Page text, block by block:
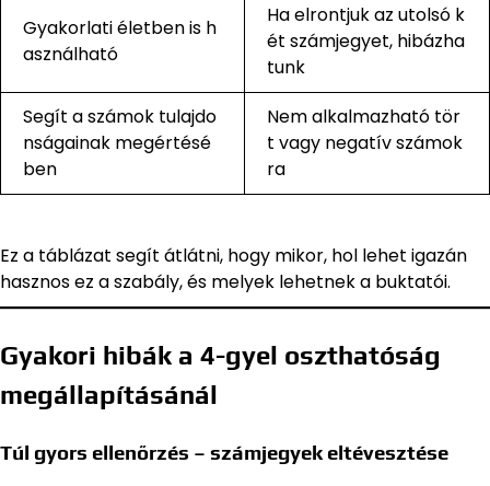
Gyakorlati életben is h
asználható
Ha elrontjuk az utolsó k
ét számjegyet, hibázha
tunk
Segít a számok tulajdo
nságainak megértésé
ben
Nem alkalmazható tör
t vagy negatív számok
ra
Ez a táblázat segít átlátni, hogy mikor, hol lehet igazán
hasznos ez a szabály, és melyek lehetnek a buktatói.
Gyakori hibák a 4-gyel oszthatóság
megállapításánál
Túl gyors ellenőrzés – számjegyek eltévesztése